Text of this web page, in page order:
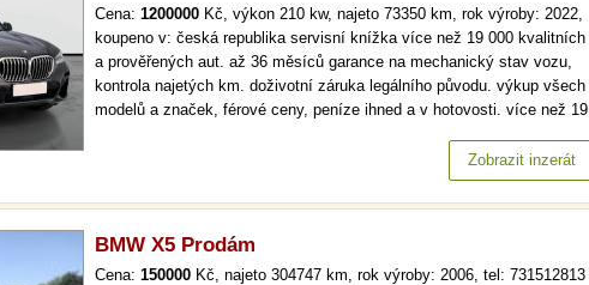
Cena: 1200000 Kč, výkon 210 kw, najeto 73350 km, rok výroby: 2022,
koupeno v: česká republika servisní knížka více než 19 000 kvalitních
a prověřených aut. až 36 měsíců garance na mechanický stav vozu,
kontrola najetých km. doživotní záruka legálního původu. výkup všech
modelů a značek, férové ceny, peníze ihned a v hotovosti. více než 19
mechanický stav vozu, kontrola najetých km. doživotní záruka…
Zobrazit inzerát
BMW X5 Prodám
Cena: 150000 Kč, najeto 304747 km, rok výroby: 2006, tel: 731512813